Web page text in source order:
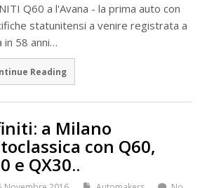
Q60 a l'Avana - la prima auto con
statunitensi a venire registrata a
in 58 anni…
Reading
a Milano
con Q60,
e QX30..